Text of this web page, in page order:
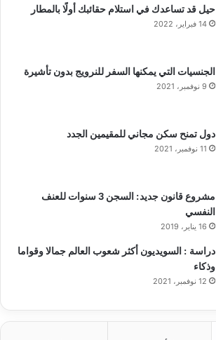
حيل قد تساعدك في استلام حقائبك أولًا بالمطار
14 فبراير، 2022
الجنسيات التي يمكنها السفر للنرويج بدون تأشيرة
9 نوفمبر، 2021
دول تمنح سكن مجاني للمقيمين الجدد
11 نوفمبر، 2021
مشروع قانون جديد: السجن 3 سنوات للعنف
النفسي
16 يناير، 2019
دراسة : السويديون أكثر شعوب العالم جمالا وقواما
وذكاء
12 نوفمبر، 2021